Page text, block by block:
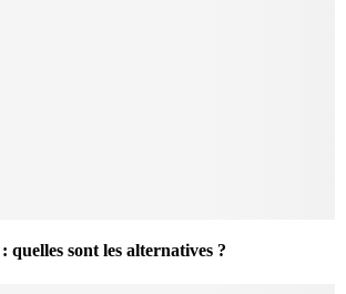
quelles sont les alternatives ?